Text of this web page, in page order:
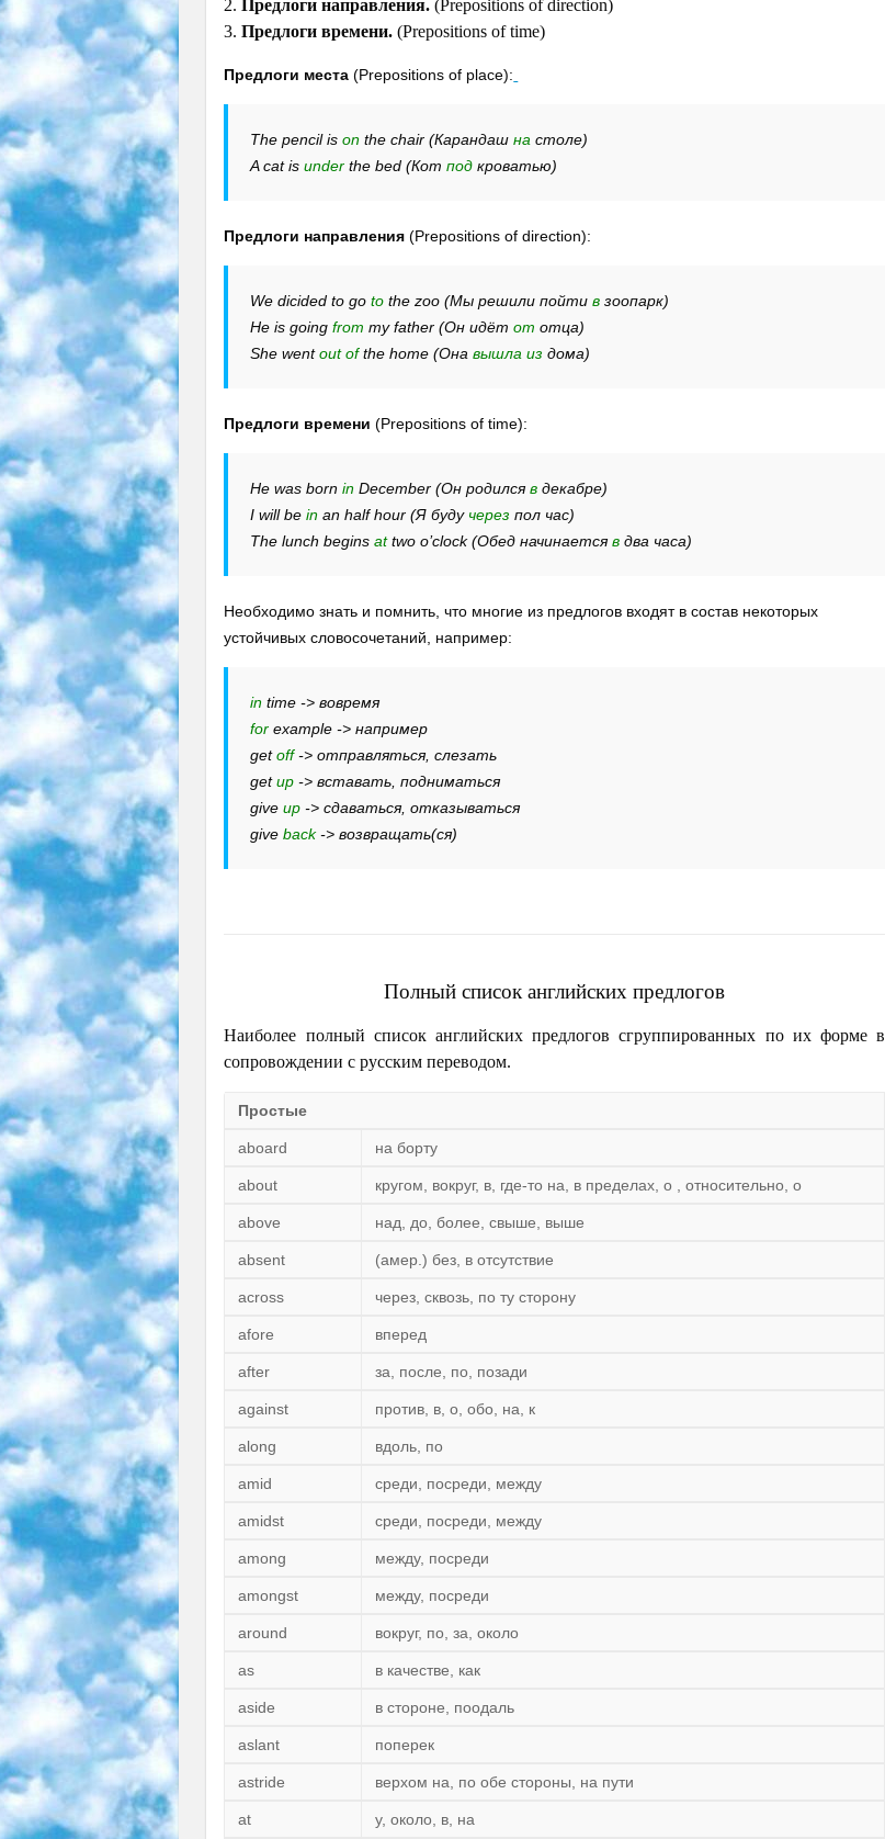
2. Предлоги направления. (Prepositions of direction)
3. Предлоги времени. (Prepositions of time)
Предлоги места (Prepositions of place):
The pencil ison the chair (Карандашна столе)
A cat is under the bed (Котпод кроватью)
Предлоги направления (Prepositions of direction):
We dicided to goto the zoo (Мы решили пойтив зоопарк)
He is goingfrom my father (Он идётот отца)
She wentout ofthe home (Онавышла из дома)
Предлоги времени (Prepositions of time):
He was bornin December (Он родилсяв декабре)
I will bein an half hour (Я буду через пол час)
The lunch begins attwo o’clock (Обед начинаетсяв два часа)
Необходимо знать и помнить, что многие из предлогов входят в состав некоторых
устойчивых словосочетаний, например:
in time -> вовремя
for example -> например
getoff-> отправляться, слезать
getup -> вставать, подниматься
giveup -> сдаваться, отказываться
giveback-> возвращать(ся)
Полный список английских предлогов
Наиболее полный список английских предлогов сгруппированных по их форме в
сопровождении с русским переводом.
Простые
aboard на борту
about кругом, вокруг, в, где-то на, в пределах, о , относительно, о
above над, до, более, свыше, выше
absent (амер.) без, в отсутствие
across через, сквозь, по ту сторону
afore вперед
after за, после, по, позади
against против, в, о, обо, на, к
along вдоль, по
amid среди, посреди, между
amidst среди, посреди, между
among между, посреди
amongst между, посреди
around вокруг, по, за, около
as в качестве, как
aside в стороне, поодаль
aslant поперек
astride верхом на, по обе стороны, на пути
at у, около, в, на